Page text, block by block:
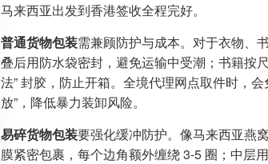
马来西亚出发到香港签收全程完好。
普通货物包装需兼顾防护与成本。对于衣物、
叠后用防水袋密封，避免运输中受潮；书籍按
法” 封胶，防止开箱。全境代理网点取件时，
放”，降低暴力装卸风险。
易碎货物包装要强化缓冲防护。像马来西亚燕
膜紧密包裹，每个边角额外缠绕 3-5 圈；中层